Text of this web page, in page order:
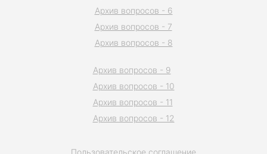
Пользовательское соглашение
Архив вопросов - 6
Архив вопросов - 7
Архив вопросов - 8
Архив вопросов - 9
Архив вопросов - 10
Архив вопросов - 11
Архив вопросов - 12